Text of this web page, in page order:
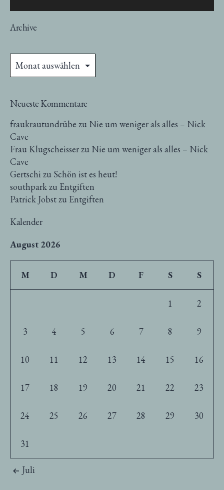
Archive
Neueste Kommentare
fraukrautundrübe zu Nie um weniger als alles – Nick
Cave
Frau Klugscheisserzu Nie um weniger als alles – Nick
Cave
Gertschi zu Schön ist es heut!
southparkzu Entgiften
Patrick Jobstzu Entgiften
Kalender
August 2026
M D M D F S S
1 2
3 4 5 6 7 8 9
10 11 12 13 14 15 16
17 18 19 20 21 22 23
24 25 26 27 28 29 30
31
Juli